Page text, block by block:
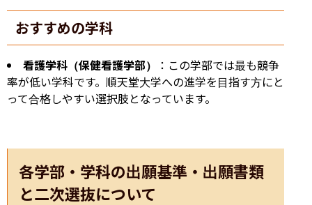
おすすめの学科
看護学科（保健看護学部）
：この学部では最も競争
率が低い学科です。順天堂大学への進学を目指す方にと
って合格しやすい選択肢となっています。
各学部・学科の出願基準・出願書類
と二次選抜について